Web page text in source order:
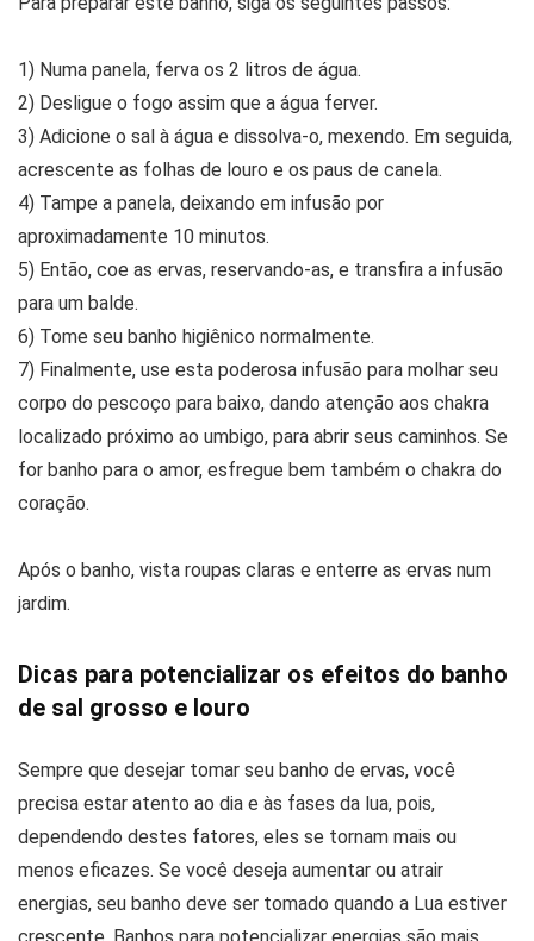
1) Numa panela, ferva os 2 litros de água.
2) Desligue o fogo assim que a água ferver.
3) Adicione o sal à água e dissolva-o, mexendo. Em seguida,
acrescente as folhas de louro e os paus de canela.
4) Tampe a panela, deixando em infusão por
aproximadamente 10 minutos.
5) Então, coe as ervas, reservando-as, e transfira a infusão
para um balde.
6) Tome seu banho higiênico normalmente.
7) Finalmente, use esta poderosa infusão para molhar seu
corpo do pescoço para baixo, dando atenção aos chakra
localizado próximo ao umbigo, para abrir seus caminhos. Se
for banho para o amor, esfregue bem também o chakra do
coração.
Após o banho, vista roupas claras e enterre as ervas num
jardim.
Dicas para potencializar os efeitos do banho
de sal grosso e louro
Sempre que desejar tomar seu banho de ervas, você
precisa estar atento ao dia e às fases da lua, pois,
dependendo destes fatores, eles se tornam mais ou
menos eficazes. Se você deseja aumentar ou atrair
energias, seu banho deve ser tomado quando a Lua estiver
crescente. Banhos para potencializar energias são mais